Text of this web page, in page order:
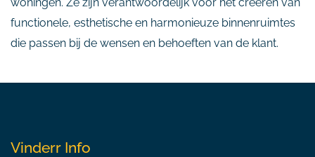
functionele, esthetische en harmonieuze binnenruimtes
die passen bij de wensen en behoeften van de klant.
Vinderr Info